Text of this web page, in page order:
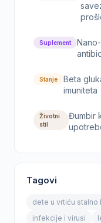
Suplement
Stanje
Beta
imuniteta
Životni
stil
Đumbir
Tagovi
dete u vrtiću stalno
infekcije i virusi